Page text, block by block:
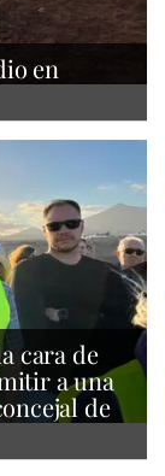
en
cara de
a una
de